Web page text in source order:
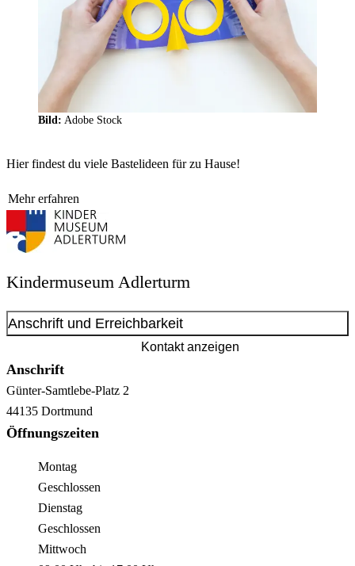
Bild: Adobe Stock
Hier findest du viele Bastelideen für zu Hause!
Mehr erfahren
Kindermuseum Adlerturm
Anschrift und Erreichbarkeit
Kontakt anzeigen
Anschrift
Günter-Samtlebe-Platz 2
44135 Dortmund
Öffnungszeiten
Montag
Geschlossen
Dienstag
Geschlossen
Mittwoch